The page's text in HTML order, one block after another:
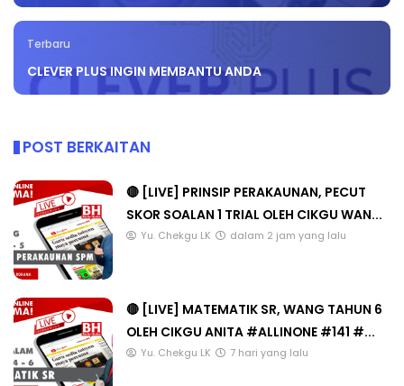
Terbaru
CLEVER PLUS INGIN MEMBANTU ANDA
POST BERKAITAN
🔴 [LIVE] PRINSIP PERAKAUNAN, PECUT
SKOR SOALAN 1 TRIAL OLEH CIKGU WAN...
Yu. Chekgu LK dalam 2 jam yang lalu
🔴 [LIVE] MATEMATIK SR, WANG TAHUN 6
OLEH CIKGU ANITA #ALLINONE #141 #...
Yu. Chekgu LK 7 hari yang lalu